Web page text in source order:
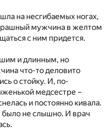
на несгибаемых ногах,
мужчина в желтом
с ним придется.
и длинным, но
что-то деловито
о стойку. И, по-
медсестре –
и постоянно кивала.
не слышно. И врач